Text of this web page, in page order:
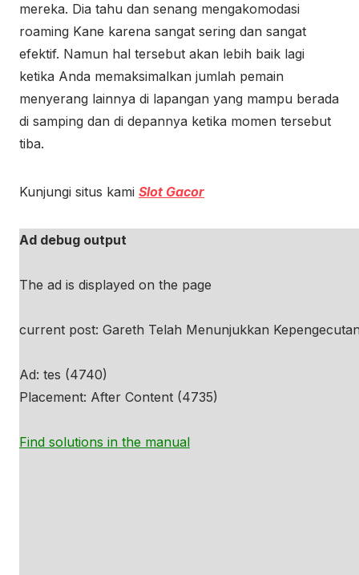
mereka. Dia tahu dan senang mengakomodasi
roaming Kane karena sangat sering dan sangat
efektif. Namun hal tersebut akan lebih baik lagi
ketika Anda memaksimalkan jumlah pemain
menyerang lainnya di lapangan yang mampu berada
di samping dan di depannya ketika momen tersebut
tiba.
Kunjungi situs kami Slot Gacor
Ad debug output
The ad is displayed on the page
current post: Gareth Telah Menunjukkan
Ad: tes (4740)
Placement: After Content (4735)
Find solutions in the manual